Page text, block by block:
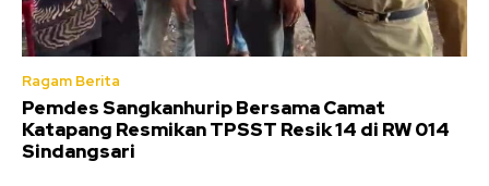
Ragam Berita
Pemdes Sangkanhurip Bersama Camat
Katapang Resmikan TPSST Resik 14 di RW 014
Sindangsari